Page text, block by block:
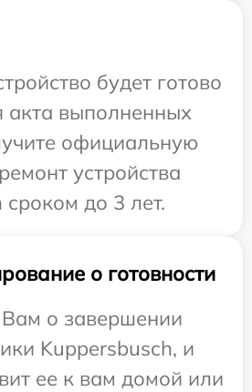
будет готово
акта выполненных
официальную
устройства
до 3 лет.
о готовности
о завершении
Kuppersbusch, и
ее к вам домой или